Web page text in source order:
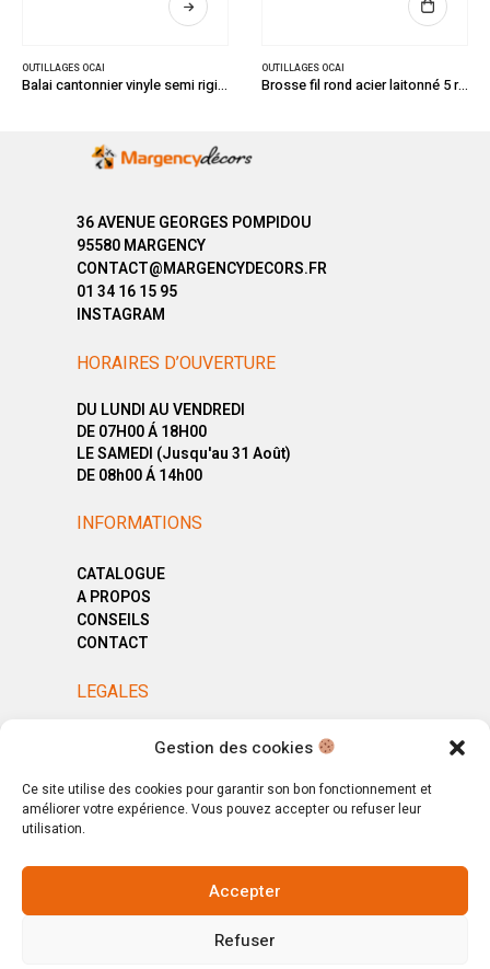
Gestion des cookies
Ce site utilise des cookies pour garantir son bon fonctionnement et
améliorer votre expérience. Vous pouvez accepter ou refuser leur
utilisation.
Accepter
Refuser
OUTILLAGES OCAI
Balai cantonnier vinyle semi rigide 31 cm
OUTILLAGES OCAI
Brosse fil rond acier laitonné 5 rangs
36 AVENUE GEORGES POMPIDOU
95580 MARGENCY
CONTACT@MARGENCYDECORS.FR
01 34 16 15 95
INSTAGRAM
HORAIRES D’OUVERTURE
DU LUNDI AU VENDREDI
DE 07H00 Á 18H00
LE SAMEDI (Jusqu'au 31 Août)
DE 08h00 Á 14h00
INFORMATIONS
CATALOGUE
A PROPOS
CONSEILS
CONTACT
LEGALES
MENTIONS LÉGALES
CGV
© Copyright 2025. All Rights Reserved.